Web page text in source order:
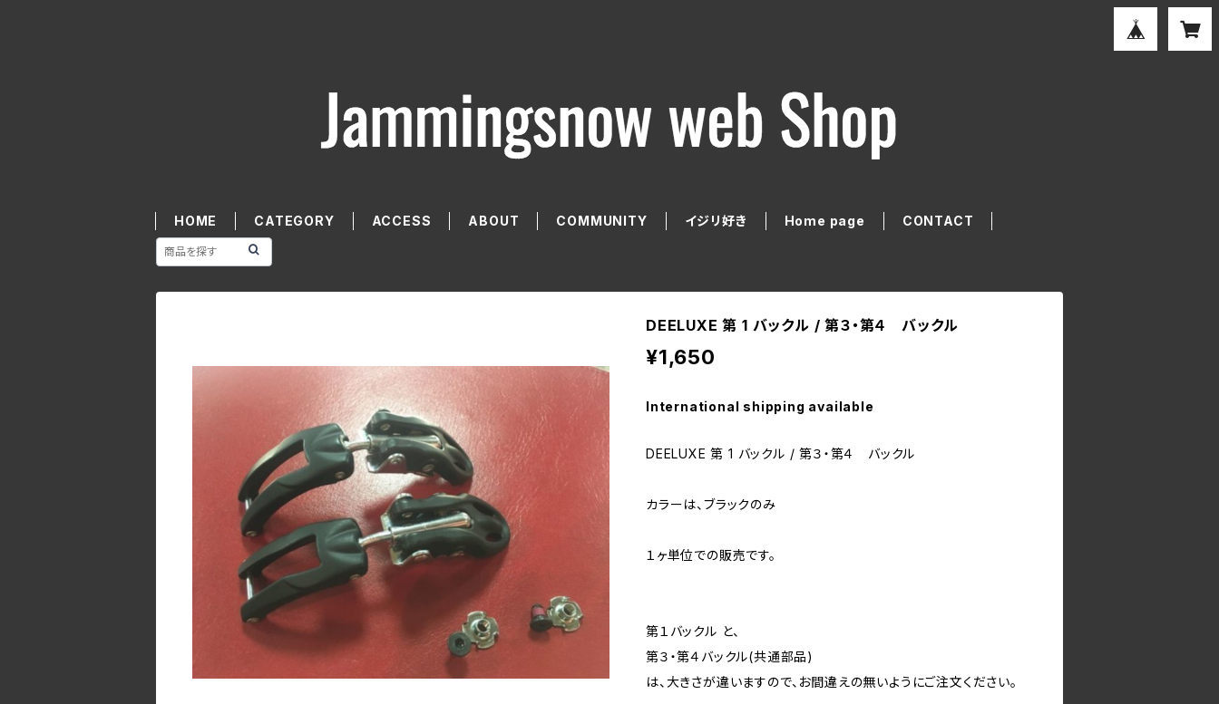
HOME CATEGORY ACCESS ABOUT COMMUNITY イジリ好き Home page CONTACT
DEELUXE 第 1 バックル / 第３・第４ バックル
¥1,650
International shipping available
DEELUXE 第 1 バックル / 第３・第４ バックル
カラーは、ブラックのみ
１ヶ単位での販売です。
第１バックル と、
第３・第４バックル(共通部品)
は、大きさが違いますので、お間違えの無いようにご注文ください。